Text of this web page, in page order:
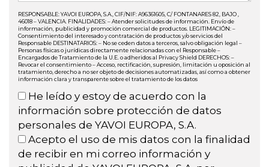
RESPONSABLE: YAVOI EUROPA, S.A., CIF/NIF: A96361605, C/ FONTANARES 82, BAJO ,
46018 – VALENCIA. FINALIDADES: – Atender solicitudes de información. Envío de
información, publicidad y promoción comercial de productos. LEGITIMACIÓN: –
Consentimiento del interesado y contratación de productos y/o servicios del
Responsable DESTINATARIOS: – No se ceden datos a terceros, salvo obligación legal –
Personas físicas o jurídicas directamente relacionadas con el Responsable –
Encargados de Tratamiento de la U.E. o adheridos al Privacy Shield DERECHOS: –
Revocar el consentimiento – Acceso, rectificación, supresión, limitación u oposición al
tratamiento, derecho a no ser objeto de decisiones automatizadas, así como a obtener
información clara y transparente sobre el tratamiento de los datos
He leído y estoy de acuerdo con la
información sobre protección de datos
personales de YAVOI EUROPA, S.A.
Acepto el uso de mis datos con la finalidad
de recibir en mi correo información y